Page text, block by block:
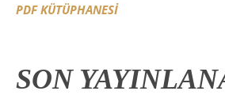
PDF KÜTÜPHANESİ
SON